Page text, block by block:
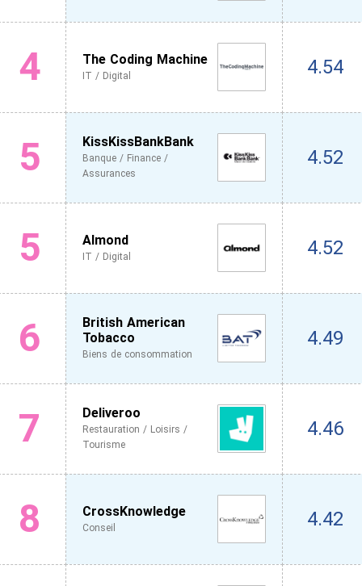
4 The Coding Machine
IT / Digital 4.54
5 KissKissBankBank
Banque / Finance /
Assurances
4.52
5 Almond
IT / Digital 4.52
6
British American
Tobacco
Biens de consommation
4.49
7 Deliveroo
Restauration / Loisirs /
Tourisme
4.46
8 CrossKnowledge
Conseil 4.42